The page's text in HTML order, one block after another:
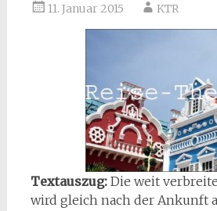
11. Januar 2015 KTR
Textauszug: Die weit
wird gleich nach der Ankunft